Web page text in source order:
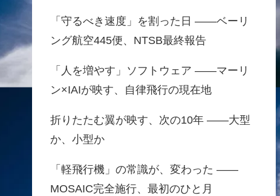
「守るべき速度」を割った日 ——ベーリ
ング航空445便、NTSB最終報告
「人を増やす」ソフトウェア ——マーリ
ン×IAIが映す、自律飛行の現在地
折りたたむ翼が映す、次の10年 ——大型
か、小型か
「軽飛行機」の常識が、変わった ——
MOSAIC完全施行、最初のひと月